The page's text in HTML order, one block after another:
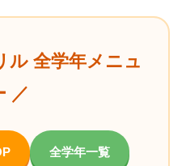
ル 全学年メニュ
／
全学年一覧